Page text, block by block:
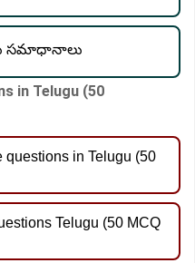
సమాధానాలు
in Telugu (50
in Telugu (50
Telugu (50 MCQ